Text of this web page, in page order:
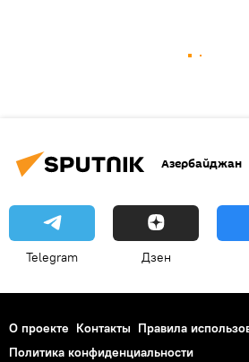
Азербайджан
Telegram Дзен
О проекте Контакты Правила
Политика конфиденциальности